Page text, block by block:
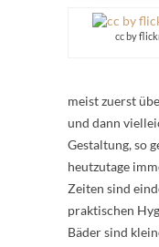
cc by
meist zuerst
und dann
Gestaltung, so
heutzutage
Zeiten sind
praktischen
Bäder sind